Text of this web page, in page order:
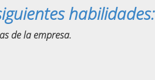
habilidades:
de la empresa.